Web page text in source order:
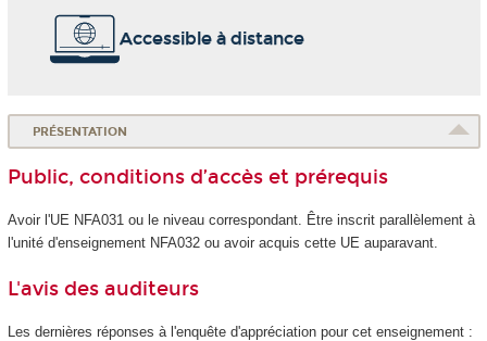
Accessible à distance
PRÉSENTATION
Public, conditions d’accès et prérequis
Avoir l'UE NFA031 ou le niveau correspondant. Être inscrit parallèlement à
l'unité d'enseignementNFA032 ou avoir acquis cette UE auparavant.
L'avis des auditeurs
Les dernières réponses à l'enquête d'appréciation pour cet enseignement :